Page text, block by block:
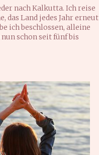
nach Kalkutta. Ich reise
das Land jedes Jahr erneut
ich beschlossen, alleine
schon seit fünf bis